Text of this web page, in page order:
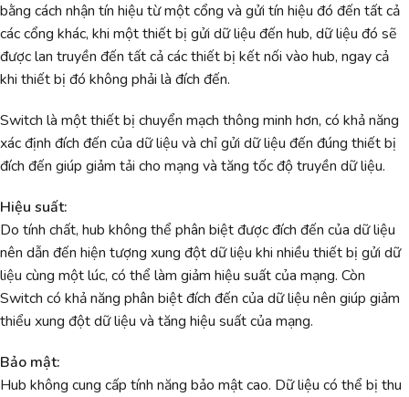
bằng cách nhận tín hiệu từ một cổng và gửi tín hiệu đó đến tất cả
các cổng khác, khi một thiết bị gửi dữ liệu đến hub, dữ liệu đó sẽ
được lan truyền đến tất cả các thiết bị kết nối vào hub, ngay cả
khi thiết bị đó không phải là đích đến.
Switch là một thiết bị chuyển mạch thông minh hơn, có khả năng
xác định đích đến của dữ liệu và chỉ gửi dữ liệu đến đúng thiết bị
đích đến giúp giảm tải cho mạng và tăng tốc độ truyền dữ liệu.
Hiệu suất:
Do tính chất, hub không thể phân biệt được đích đến của dữ liệu
nên dẫn đến hiện tượng xung đột dữ liệu khi nhiều thiết bị gửi dữ
liệu cùng một lúc, có thể làm giảm hiệu suất của mạng. Còn
Switch có khả năng phân biệt đích đến của dữ liệu nên giúp giảm
thiểu xung đột dữ liệu và tăng hiệu suất của mạng.
Bảo mật:
Hub không cung cấp tính năng bảo mật cao. Dữ liệu có thể bị thu